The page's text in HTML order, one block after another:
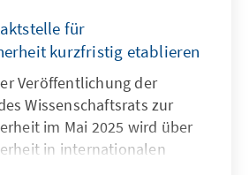
für
kurzfristig etablieren
Veröffentlichung der
Wissenschaftsrats zur
im Mai 2025 wird über
in internationalen